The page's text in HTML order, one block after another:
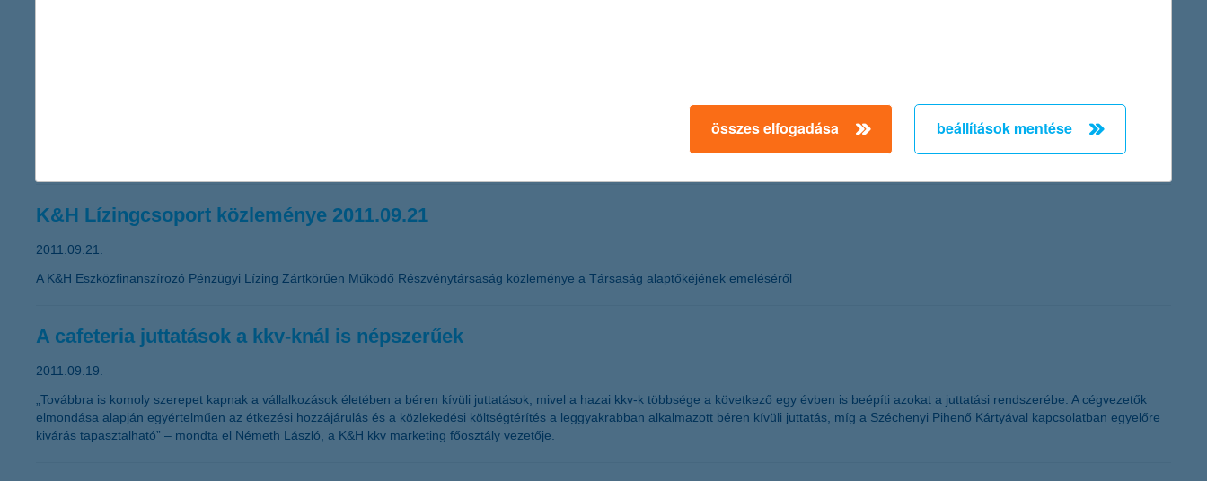
„Mikor és miben érdemes megtakarítani, ha a növekedési kilátások szerte a világban romlanak, a tőzsdei árfolyamok jelentősen ingadoznak, csökkennek, és a kamatok alacsony szinten vannak –
merül fel jogosan a kérdés a befektetők részéről. Ilyen időszakban azokra a befektetési lehetőségekre érdemes fokozottan figyelni, amelyek néhány év távlatában esélyt adnak a növekedésnek,
K&H Lízingcsoport közleménye 2011.09.21
2011.09.21.
A K&H Eszközfinanszírozó Pénzügyi Lízing Zártkörűen Működő Részvénytársaság közleménye a Társaság alaptőkéjének emeléséről
A cafeteria juttatások a kkv-knál is népszerűek
2011.09.19.
„Továbbra is komoly szerepet kapnak a vállalkozások életében a béren kívüli juttatások, mivel a hazai kkv-k többsége a következő egy évben is beépíti azokat a juttatási rendszerébe. A cégvezetők
elmondása alapján egyértelműen az étkezési hozzájárulás és a közlekedési költségtérítés a leggyakrabban alkalmazott béren kívüli juttatás, míg a Széchenyi Pihenő Kártyával kapcsolatban egyelőre
kivárás tapasztalható” – mondta el Németh László, a K&H kkv marketing főosztály vezetője.
összes elfogadása beállítások mentése